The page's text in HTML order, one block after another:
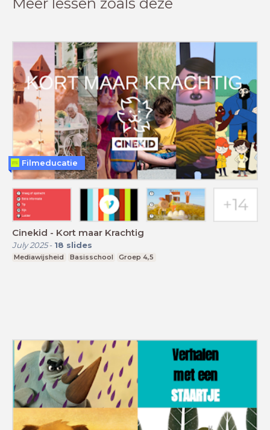
Cinekid - Kort maar Krachtig
July 2025- 18 slides
Mediawijsheid Basisschool Groep 4,5
Filmeducatie